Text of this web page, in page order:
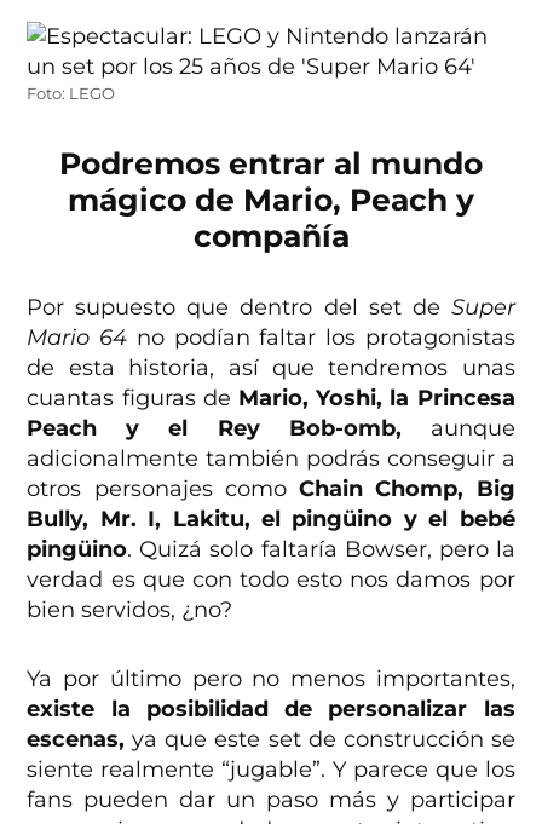
Foto: LEGO
Podremos entrar al mundo
mágico de Mario, Peach y
compañía
Por supuesto que dentro del set de Super
Mario 64 no podían faltar los protagonistas
de esta historia, así que tendremos unas
cuantas figuras de Mario, Yoshi, la Princesa
Peach y el Rey Bob-omb, aunque
adicionalmente también podrás conseguir a
otros personajes comoChain Chomp, Big
Bully, Mr. I, Lakitu, el pingüino y el bebé
pingüino. Quizá solo faltaría Bowser, pero la
verdad es que con todo esto nos damos por
bien servidos, ¿no?
Ya por último pero no menos importantes,
existe la posibilidad de personalizar las
escenas, ya que este set de construcción se
siente realmente “jugable”. Y parece que los
fans pueden dar un paso más y participar